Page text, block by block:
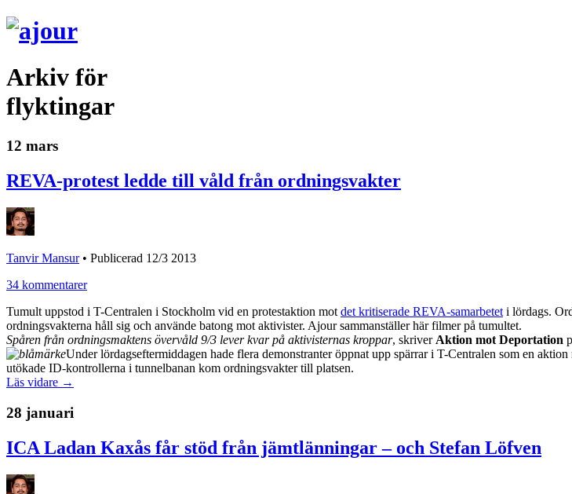
Arkiv för
flyktingar
12 mars
REVA-protest ledde till våld från ordningsvakter
Tanvir Mansur• Publicerad 12/3 2013
34 kommentarer
Tumult uppstod i T-Centralen i Stockholm vid en protestaktion mot det kritiserade REVA-samarbetet i lördags.
ordningsvakterna håll sig och använde batong mot aktivister. Ajour sammanställer här filmer på tumultet.
Spåren från ordningsmaktens övervåld 9/3 lever kvar på aktivisternas kroppar, skriver Aktion mot Deportation
Under lördagseftermiddagen hade flera demonstranter öppnat upp spärrar i T-Centralen som en
utökade ID-kontrollerna i tunnelbanan kom ordningsvakter till platsen.
Läs vidare →
28 januari
ICA Ladan Kaxås får stöd från jämtlänningar – och Stefan Löfven